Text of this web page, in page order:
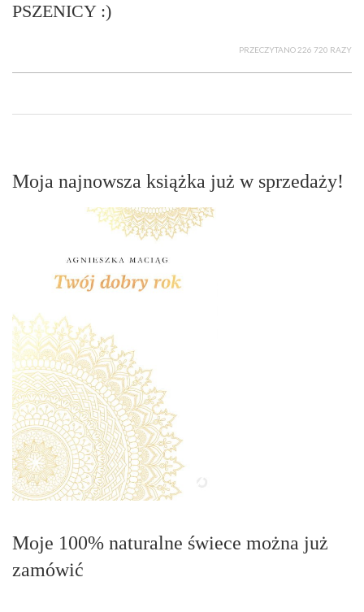
PSZENICY :)
PRZECZYTANO 226 720 RAZY
Moja najnowsza książka już w sprzedaży!
Moje 100% naturalne świece można już
zamówić